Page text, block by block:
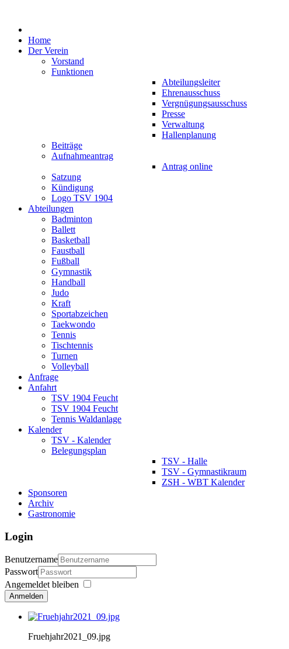
Home
Der Verein
Vorstand
Funktionen
Abteilungsleiter
Ehrenausschuss
Vergnügungsausschuss
Presse
Verwaltung
Hallenplanung
Beiträge
Aufnahmeantrag
Antrag online
Satzung
Kündigung
Logo TSV 1904
Abteilungen
Badminton
Ballett
Basketball
Faustball
Fußball
Gymnastik
Handball
Judo
Kraft
Sportabzeichen
Taekwondo
Tennis
Tischtennis
Turnen
Volleyball
Anfrage
Anfahrt
TSV 1904 Feucht
TSV 1904 Feucht
Tennis Waldanlage
Kalender
TSV - Kalender
Belegungsplan
TSV - Halle
TSV - Gymnastikraum
ZSH - WBT Kalender
Sponsoren
Archiv
Gastronomie
Login
Benutzername
Passwort
Angemeldet bleiben
Anmelden
Fruehjahr2021_09.jpg